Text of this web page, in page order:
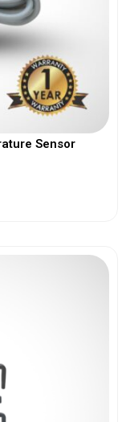
Sensor